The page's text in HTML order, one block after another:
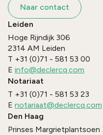
Naar contact
Leiden
Hoge Rijndijk 306
2314 AM Leiden
T +31 (0)71 - 581 53 00
E info@declercq.com
Notariaat
T +31 (0)71 - 581 53 23
E notariaat@declercq.com
Den Haag
Prinses Margrietplantsoen